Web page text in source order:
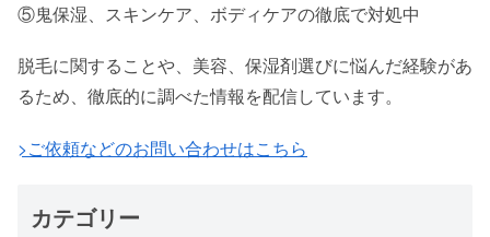
⑤鬼保湿、スキンケア、ボディケアの徹底で対処中
脱毛に関することや、美容、保湿剤選びに悩んだ経験があ
るため、徹底的に調べた情報を配信しています。
>ご依頼などのお問い合わせはこちら
カテゴリー